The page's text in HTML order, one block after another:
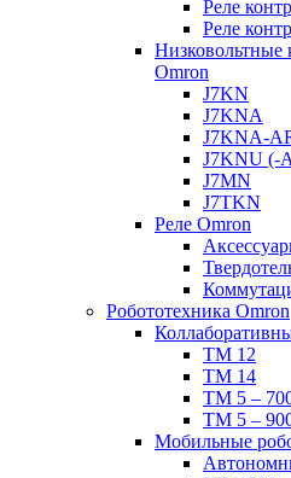
Реле
Реле
Низковольтные
Omron
J7KN
J7KNA
J7KNA-
J7KNU (-
J7MN
J7TKN
Реле Omron
Робототехника Omron
TM 12
TM 14
TM 5 –
TM 5 –
Мобильные